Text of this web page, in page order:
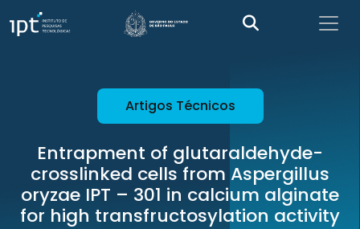
Artigos Técnicos
Entrapment of glutaraldehyde-
crosslinked cells from Aspergillus
oryzae IPT – 301 in calcium alginate
for high transfructosylation activity